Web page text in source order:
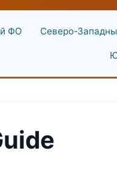
ФО Северо-